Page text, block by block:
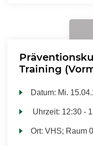
Training
Datum: Mi.
Uhrzeit: 12:30 -
Ort:VHS; Raum